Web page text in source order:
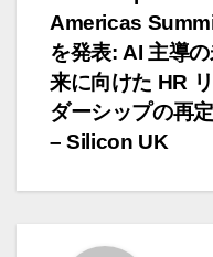
稿
ナ
ビ
ゲ
ー
シ
Americas
を発表: AI 主導
来に向けた HR
ダーシップの再
– Silicon UK